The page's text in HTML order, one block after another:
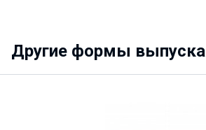
Другие формы выпуска